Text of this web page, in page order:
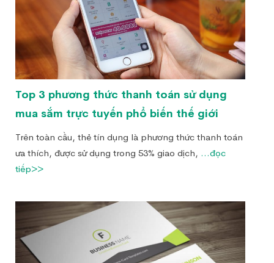
Top 3 phương thức thanh toán sử dụng
mua sắm trực tuyến phổ biến thế giới
Trên toàn cầu, thẻ tín dụng là phương thức thanh toán
ưa thích, được sử dụng trong 53% giao dịch, ...đọc
tiếp>>